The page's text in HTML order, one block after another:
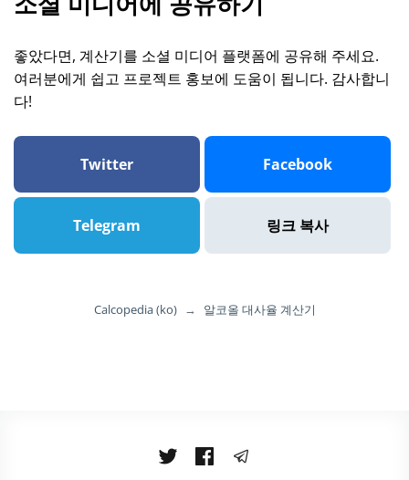
좋았다면, 계산기를 소셜 미디어 플랫폼에 공유해 주세요.
여러분에게 쉽고 프로젝트 홍보에 도움이 됩니다. 감사합니
다!
Twitter Facebook
Telegram 링크 복사
Calcopedia (ko) → 알코올 대사율 계산기